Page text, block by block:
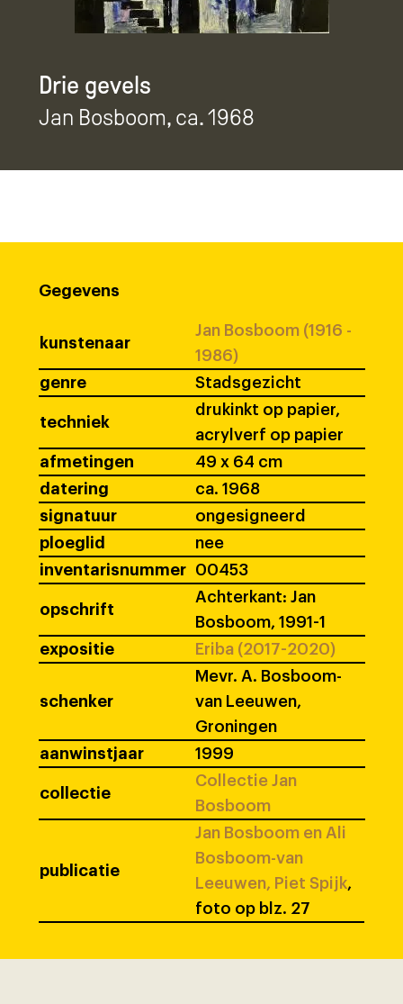
Drie gevels
Jan Bosboom, ca. 1968
Gegevens
kunstenaar
Jan Bosboom (1916 -
1986)
genre
Stadsgezicht
techniek
drukinkt op papier,
acrylverf op papier
afmetingen
49 x 64 cm
datering
ca. 1968
signatuur
ongesigneerd
ploeglid
nee
inventarisnummer
00453
opschrift
Achterkant: Jan
Bosboom, 1991-1
expositie
Eriba (2017-2020)
schenker
Mevr. A. Bosboom-
van Leeuwen,
Groningen
aanwinstjaar
1999
collectie
Collectie Jan
Bosboom
publicatie
Jan Bosboom en Ali
Bosboom-van
Leeuwen, Piet Spijk,
foto op blz. 27